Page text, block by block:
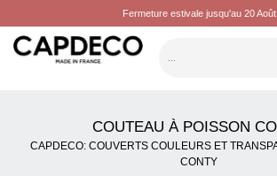
Fermeture estivale jusqu'au 20 Août
CATÉGORIES
COUTEAU À POISSON
CAPDECO: COUVERTS COULEURS ET
CONTY